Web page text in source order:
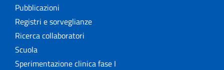
Pubblicazioni
Registri e sorveglianze
Ricerca collaboratori
Scuola
Sperimentazione clinica fase I